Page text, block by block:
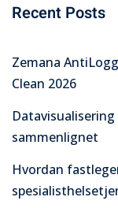
Recent Posts
Zemana
Clean 2026
sammenlignet
Hvordan